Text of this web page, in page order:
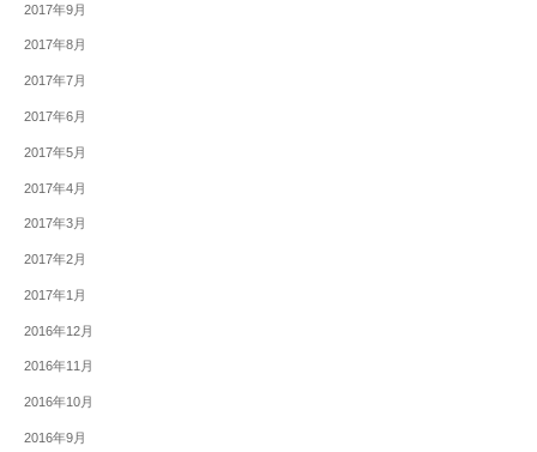
2017年9月
2017年8月
2017年7月
2017年6月
2017年5月
2017年4月
2017年3月
2017年2月
2017年1月
2016年12月
2016年11月
2016年10月
2016年9月